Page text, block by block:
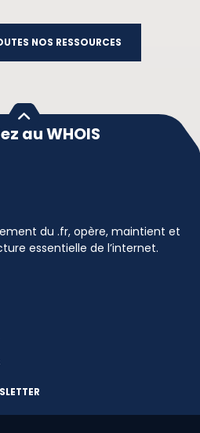
NOS RESSOURCES
au WHOIS
du .fr, opère, maintient et
essentielle de l’internet.